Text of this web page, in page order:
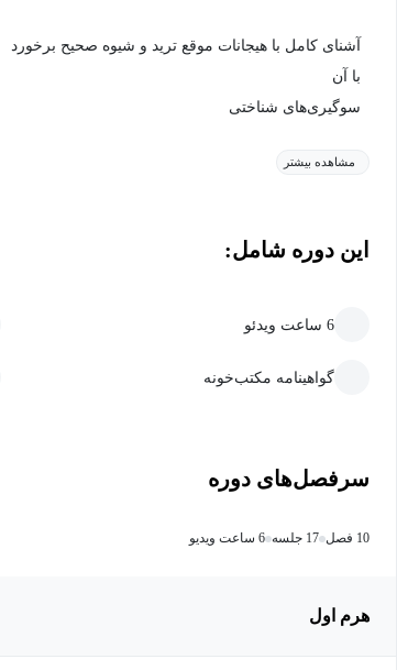
آشنای کامل با هیجانات موقع ترید و شیوه صحیح برخورد
با آن
سوگیری‌های شناختی
مشاهده بیشتر
این دوره شامل:
6 ساعت ویدئو
گواهینامه مکتب‌خونه
سرفصل‌های دوره
10 فصل 17 جلسه 6 ساعت ویدیو
هرم اول